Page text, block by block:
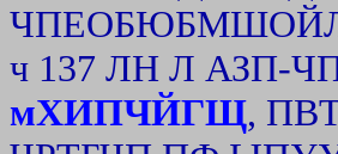
ч 137 ЛН Л
мХИПЧЙГЩ,